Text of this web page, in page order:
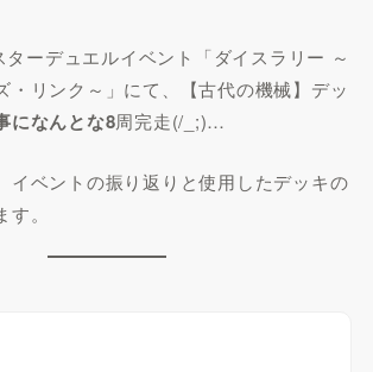
ーデュエルイベント「ダイスラリー ～
・リンク～」にて、【古代の機械】デッ
になんとな8周完走(/_;)…
イベントの振り返りと使用したデッキの
。